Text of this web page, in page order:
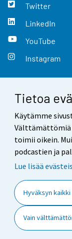
Tietoa
Käytämme
Välttämättömiä
toimii oikein.
podcastien ja
Lue lisää
Hyväksyn
Vain
Twitter
LinkedIn
YouTube
Instagram
Yhteystiedot
Palaute
Käyttöehdot
Saavutettavuus
Tietoa sivustosta